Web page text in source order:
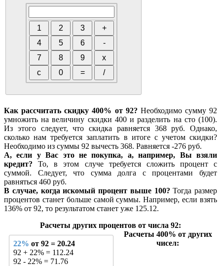
Как рассчитать скидку 400% от 92? Необходимо сумму 92
умножить на величину скидки 400 и разделить на сто (100).
Из этого следует, что скидка равняется 368 руб. Однако,
сколько нам требуется заплатить в итоге с учетом скидки?
Необходимо из суммы 92 вычесть 368. Равняется -276 руб.
А, если у Вас это не покупка, а, например, Вы взяли
кредит? То, в этом случе требуется сложить процент с
суммой. Следует, что сумма долга с процентами будет
равняться 460 руб.
В случае, когда искомый процент выше 100? Тогда размер
процентов станет больше самой суммы. Например, если взять
136% от 92, то результатом станет уже 125.12.
Расчеты других процентов от числа 92:
22% от 92 = 20.24
92 + 22% = 112.24
92 - 22% = 71.76
Расчеты 400% от других
чисел: